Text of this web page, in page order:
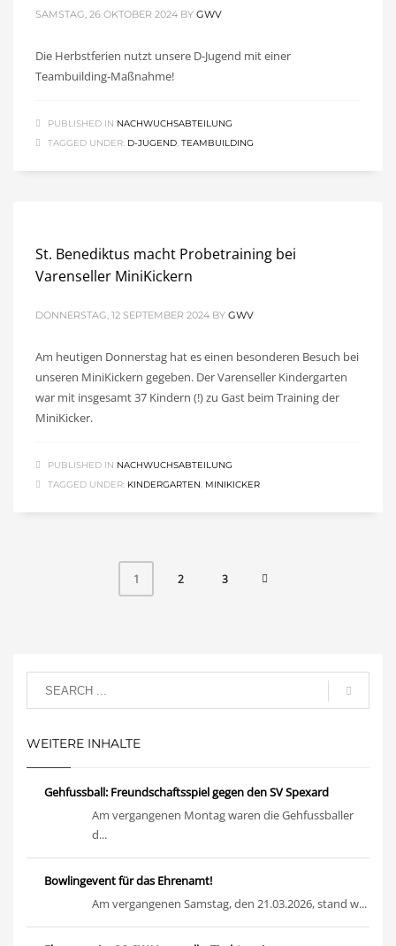
SAMSTAG, 26 OKTOBER 2024 BY GWV
Die Herbstferien nutzt unsere D-Jugend mit einer
Teambuilding-Maßnahme!
PUBLISHED IN NACHWUCHSABTEILUNG
TAGGED UNDER: D-JUGEND, TEAMBUILDING
St. Benediktus macht Probetraining bei
Varenseller MiniKickern
DONNERSTAG, 12 SEPTEMBER 2024 BY GWV
Am heutigen Donnerstag hat es einen besonderen Besuch bei
unseren MiniKickern gegeben. Der Varenseller Kindergarten
war mit insgesamt 37 Kindern (!) zu Gast beim Training der
MiniKicker.
PUBLISHED IN NACHWUCHSABTEILUNG
TAGGED UNDER: KINDERGARTEN, MINIKICKER
1 2 3
WEITERE INHALTE
Gehfussball: Freundschaftsspiel gegen den SV Spexard
Am vergangenen Montag waren die Gehfussballer
d...
Bowlingevent für das Ehrenamt!
Am vergangenen Samstag, den 21.03.2026, stand w...